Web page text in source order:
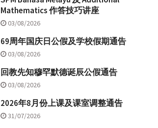
Mathematics 作答技巧讲座
03/08/2026
69周年国庆日公假及学校假期通告
03/08/2026
回教先知穆罕默德诞辰公假通告
03/08/2026
2026年8月份上课及课室调整通告
31/07/2026